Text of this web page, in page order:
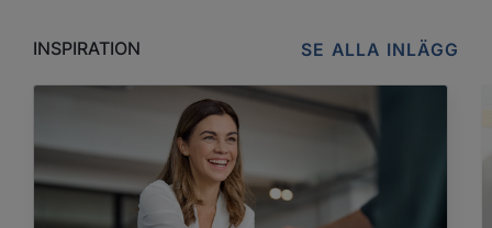
INSPIRATION SE ALLA INLÄGG